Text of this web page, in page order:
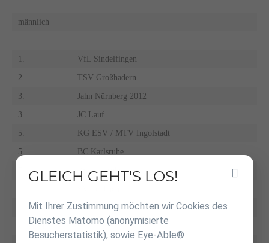
männlich
1. VfL Sindelfingen
2. TSV Großhadern
3. Jahn Nürnberg 2012
3. JC Lauf
5. KG ESV / MTV Ingolstadt
5. BC Karlsruhe
PS Karlsruhe
weiblich
Inhalt
GLEICH GEHT'S LOS!
Mit Ihrer Zustimmung möchten wir Cookies des
Dienstes Matomo (anonymisierte
Besucherstatistik), sowie Eye-Able®